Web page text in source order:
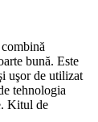
bună. Este
uşor de utilizat
tehnologia
Kitul de